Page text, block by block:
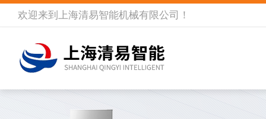
欢迎来到 上海清易智能机械有限公司 ！